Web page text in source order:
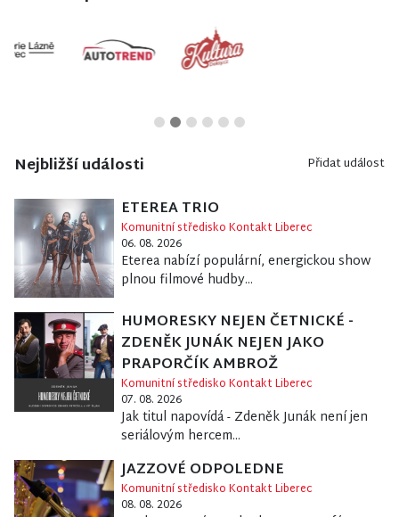
Nejbližší události Přidat událost
ETEREA TRIO
Komunitní středisko Kontakt Liberec
06. 08. 2026
Eterea nabízí populární, energickou show
plnou filmové hudby...
HUMORESKY NEJEN ČETNICKÉ -
ZDENĚK JUNÁK NEJEN JAKO
PRAPORČÍK AMBROŽ
Komunitní středisko Kontakt Liberec
07. 08. 2026
Jak titul napovídá - Zdeněk Junák není jen
seriálovým hercem...
JAZZOVÉ ODPOLEDNE
Komunitní středisko Kontakt Liberec
08. 08. 2026